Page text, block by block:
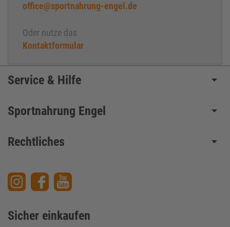
office@sportnahrung-engel.de
Oder nutze das
Kontaktformular
Service & Hilfe
Sportnahrung Engel
Rechtliches
Sicher einkaufen